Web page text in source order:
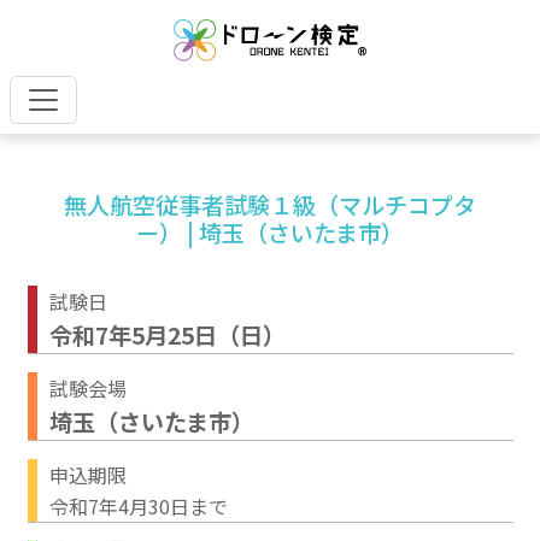
無人航空従事者試験１級（マルチコプタ
ー） | 埼玉（さいたま市）
試験日
令和7年5月25日（日）
試験会場
埼玉（さいたま市）
申込期限
令和7年4月30日まで